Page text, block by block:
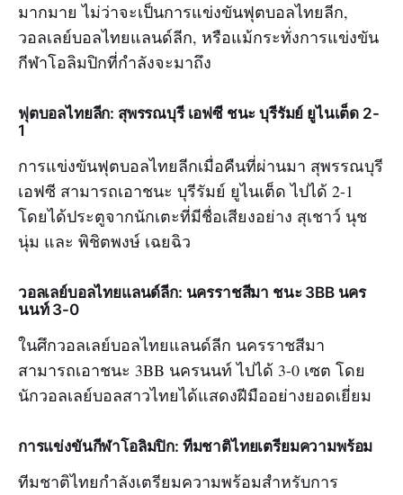
มากมาย ไม่ว่าจะเป็นการแข่งขันฟุตบอลไทยลีก,
วอลเลย์บอลไทยแลนด์ลีก, หรือแม้กระทั่งการแข่งขัน
กีฬาโอลิมปิกที่กำลังจะมาถึง
ฟุตบอลไทยลีก: สุพรรณบุรี เอฟซี ชนะ บุรีรัมย์ ยูไนเต็ด 2-
1
การแข่งขันฟุตบอลไทยลีกเมื่อคืนที่ผ่านมา สุพรรณบุรี
เอฟซี สามารถเอาชนะ บุรีรัมย์ ยูไนเต็ด ไปได้ 2-1
โดยได้ประตูจากนักเตะที่มีชื่อเสียงอย่าง สุเชาว์ นุช
นุ่ม และ พิชิตพงษ์ เฉยฉิว
วอลเลย์บอลไทยแลนด์ลีก: นครราชสีมา ชนะ 3BB นคร
นนท์ 3-0
ในศึกวอลเลย์บอลไทยแลนด์ลีก นครราชสีมา
สามารถเอาชนะ 3BB นครนนท์ ไปได้ 3-0 เซต โดย
นักวอลเลย์บอลสาวไทยได้แสดงฝีมืออย่างยอดเยี่ยม
การแข่งขันกีฬาโอลิมปิก: ทีมชาติไทยเตรียมความพร้อม
ทีมชาติไทยกำลังเตรียมความพร้อมสำหรับการ